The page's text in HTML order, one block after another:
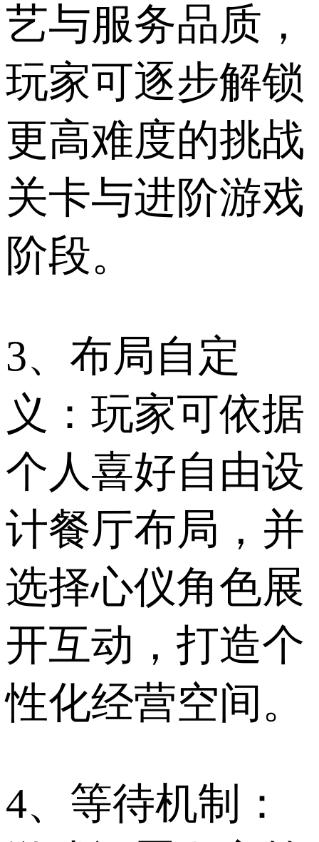
艺与服务品质，
玩家可逐步解锁
更高难度的挑战
关卡与进阶游戏
阶段。
3、布局自定
义：玩家可依据
个人喜好自由设
计餐厅布局，并
选择心仪角色展
开互动，打造个
性化经营空间。
4、等待机制：